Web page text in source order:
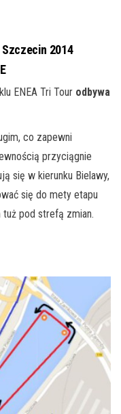
2014
ENEA Tri Tour odbywa
co zapewni
przyciągnie
się w kierunku Bielawy,
się do mety etapu
pod strefą zmian.